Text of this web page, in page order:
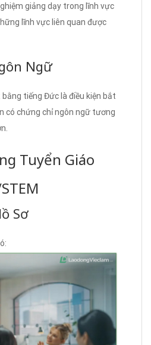
giảng dạy trong lĩnh vực
lĩnh vực liên quan được
Ngữ
tiếng Đức là điều kiện bắt
có chứng chỉ ngôn ngữ tương
Tuyển Giáo
Sơ